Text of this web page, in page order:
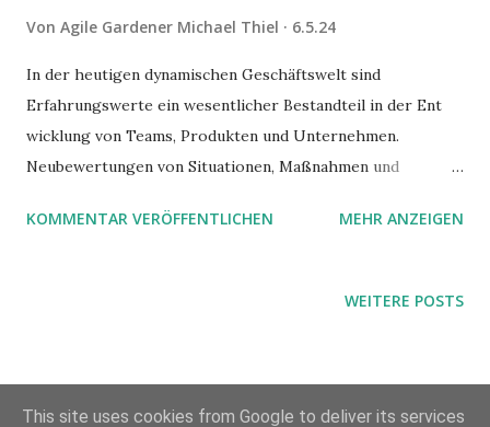
Von Agile Gardener Michael Thiel 6.5.24
In der heutigen dynamischen Geschäftswelt sind
Erfahrungswerte ein wesentlicher Bestandteil in der Ent
wicklung von Teams, Produkten und Unternehmen.
Neubewertungen von Situationen, Maßnahmen und
unserem Beruf. Die gleiche Idee kann in einem anderen
ist wichtig bestehende Erfahrungswerte anzuwenden. Es
ist genauso wichtig sie über Bord zu werfen und neues
KOMMENTAR VERÖFFENTLICHEN MEHR ANZEIGEN
WEITERE POSTS
This site uses cookies from Google to deliver its services